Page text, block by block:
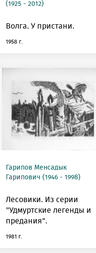
(1925 - 2012)
Волга. У пристани.
1958 г.
Гарипов Менсадык
Гарипович (1946 - 1998)
Лесовики. Из серии
"Удмуртские легенды и
предания".
1981 г.